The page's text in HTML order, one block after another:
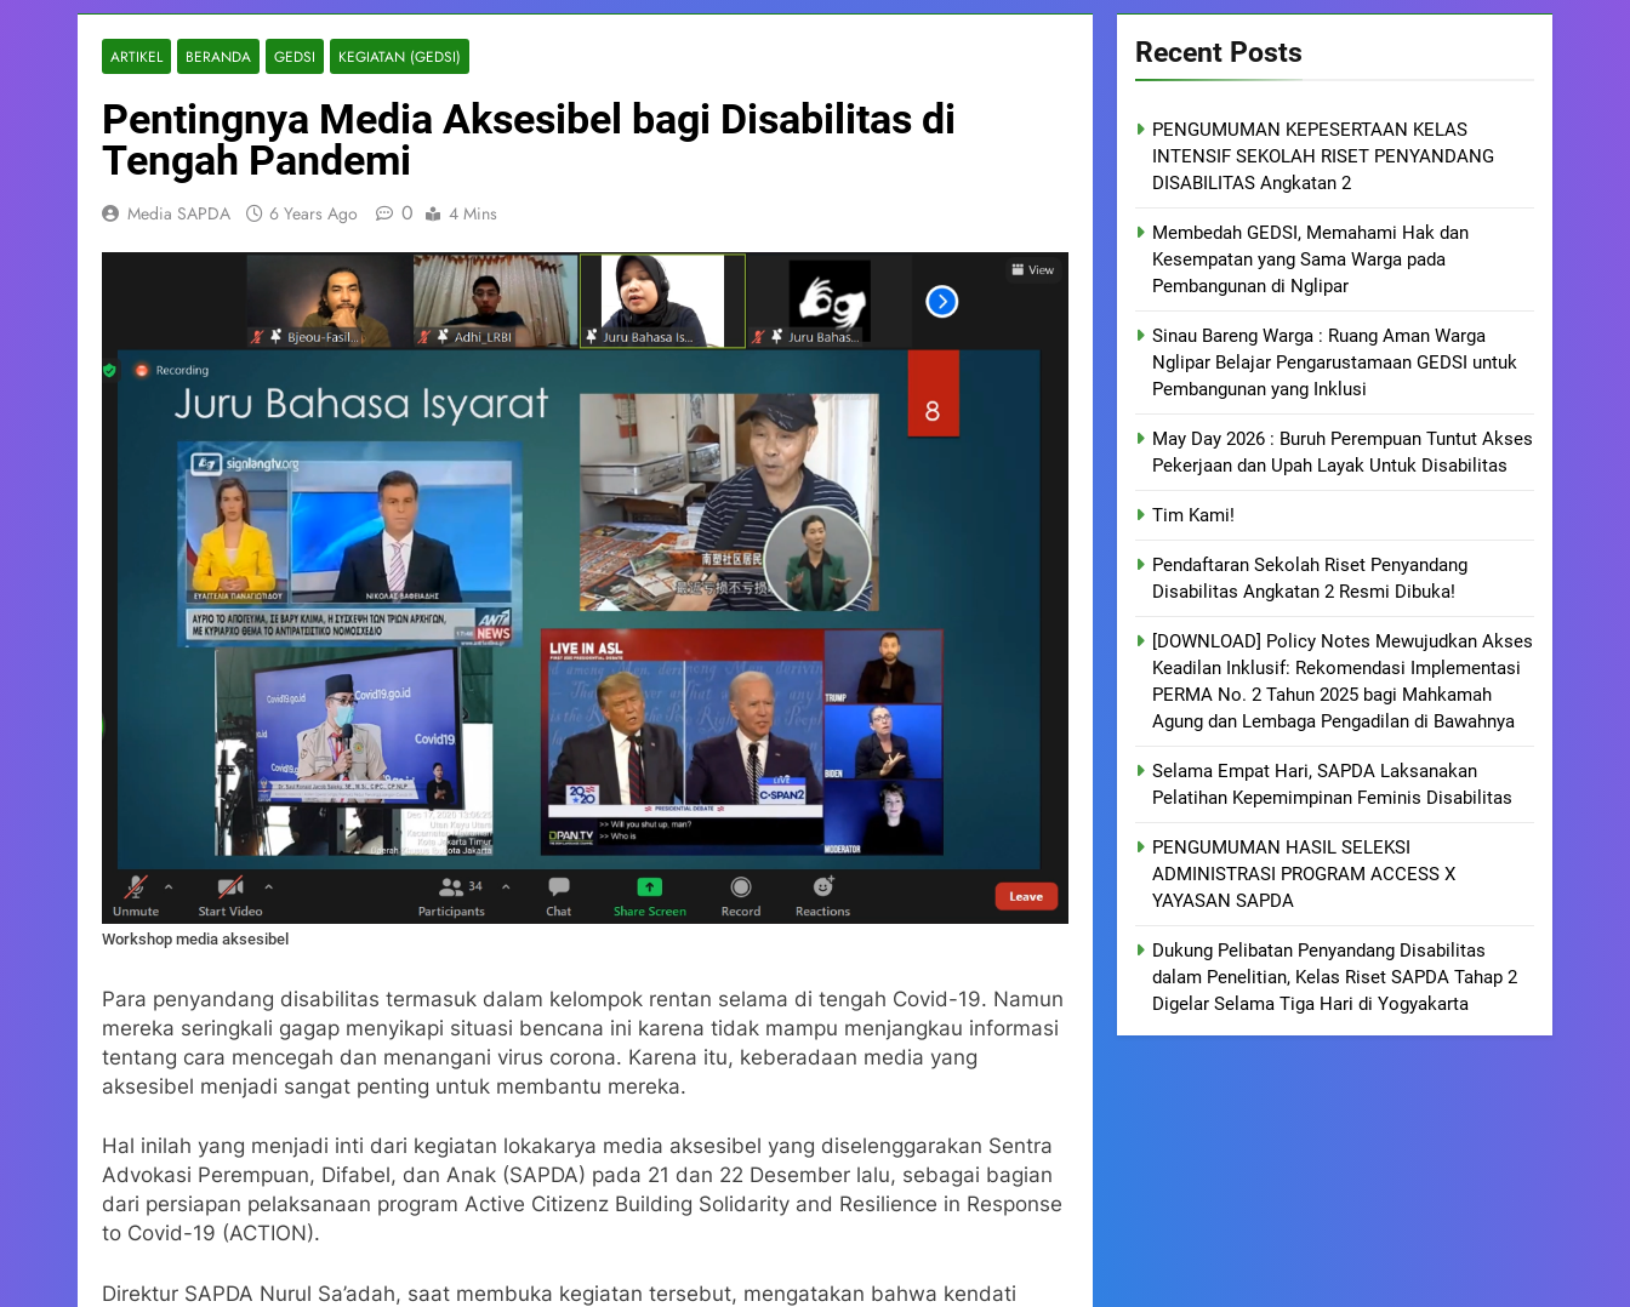
ARTIKEL BERANDA GEDSI KEGIATAN (GEDSI)
Pentingnya Media Aksesibel bagi Disabilitas di
Tengah Pandemi
Media SAPDA 6 Years Ago 0 4 Mins
Workshop media aksesibel
Para penyandang disabilitas termasuk dalam kelompok rentan selama di tengah Covid-19. Namun
mereka seringkali gagap menyikapi situasi bencana ini karena tidak mampu menjangkau informasi
tentang cara mencegah dan menangani virus corona. Karena itu, keberadaan media yang
aksesibel menjadi sangat penting untuk membantu mereka.
Hal inilah yang menjadi inti dari kegiatan lokakarya media aksesibel yang diselenggarakan Sentra
Advokasi Perempuan, Difabel, dan Anak (SAPDA) pada 21 dan 22 Desember lalu, sebagai bagian
dari persiapan pelaksanaan program Active Citizenz Building Solidarity and Resilience in Response
to Covid-19 (ACTION).
Direktur SAPDA Nurul Sa’adah, saat membuka kegiatan tersebut, mengatakan bahwa kendati
Recent Posts
PENGUMUMAN KEPESERTAAN KELAS
INTENSIF SEKOLAH RISET PENYANDANG
DISABILITAS Angkatan 2
Membedah GEDSI, Memahami Hak dan
Kesempatan yang Sama Warga pada
Pembangunan di Nglipar
Sinau Bareng Warga : Ruang Aman Warga
Nglipar Belajar Pengarustamaan GEDSI untuk
Pembangunan yang Inklusi
May Day 2026 : Buruh Perempuan Tuntut Akses
Pekerjaan dan Upah Layak Untuk Disabilitas
Tim Kami!
Pendaftaran Sekolah Riset Penyandang
Disabilitas Angkatan 2 Resmi Dibuka!
[DOWNLOAD] Policy Notes Mewujudkan Akses
Keadilan Inklusif: Rekomendasi Implementasi
PERMA No. 2 Tahun 2025 bagi Mahkamah
Agung dan Lembaga Pengadilan di Bawahnya
Selama Empat Hari, SAPDA Laksanakan
Pelatihan Kepemimpinan Feminis Disabilitas
PENGUMUMAN HASIL SELEKSI
ADMINISTRASI PROGRAM ACCESS X
YAYASAN SAPDA
Dukung Pelibatan Penyandang Disabilitas
dalam Penelitian, Kelas Riset SAPDA Tahap 2
Digelar Selama Tiga Hari di Yogyakarta